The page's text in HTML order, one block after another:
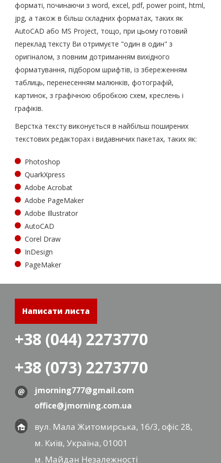
форматі, починаючи з word, excel, pdf, power point, html,
jpg, а також в більш складних форматах, таких як
AutoCAD або MS Project, тощо, при цьому готовий
переклад тексту Ви отримуєте "один в один" з
оригіналом, з повним дотриманням вихідного
форматування, підбором шрифтів, із збереженням
таблиць, перенесенням малюнків, фотографій,
картинок, з графічною обробкою схем, креслень і
графіків.
Верстка тексту виконується в найбільш поширених
текстових редакторах і видавничих пакетах, таких як:
Photoshop
QuarkXpress
Adobe Acrobat
Adobe PageMaker
Adobe Illustrator
AutoCAD
Corel Draw
InDesign
PageMaker
+38 (044) 2273770
+38 (073) 2273770
jmorning777@gmail.com
office@jmorning.com.ua
вул. Мала Житомирська, 16/3, офіс 28,
м. Київ, Україна, 01001
м. Майдан Незалежності
Написати листа